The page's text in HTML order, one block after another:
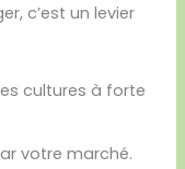
c’est un levier
cultures à forte
votre marché.